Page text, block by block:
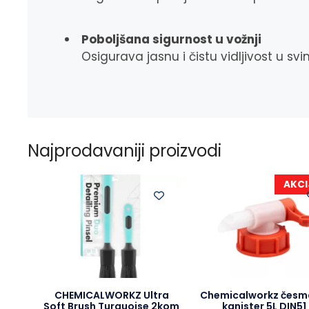
Poboljšana sigurnost u vožnji
Osigurava jasnu i čistu vidljivost u
Najprodavaniji proizvodi
CHEMICALWORKZ Ultra
Soft Brush Turquoise 2kom
Chemicalworkz
kanister 5L DIN51